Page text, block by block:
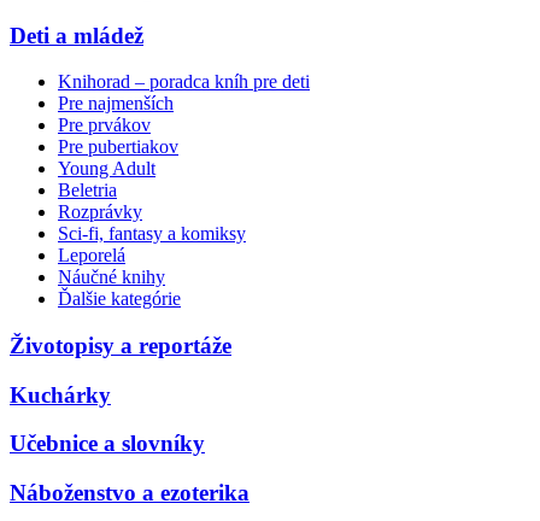
Deti a mládež
Knihorad – poradca kníh pre deti
Pre najmenších
Pre prvákov
Pre pubertiakov
Young Adult
Beletria
Rozprávky
Sci-fi, fantasy a komiksy
Leporelá
Náučné knihy
Ďalšie kategórie
Životopisy a reportáže
Kuchárky
Učebnice a slovníky
Náboženstvo a ezoterika